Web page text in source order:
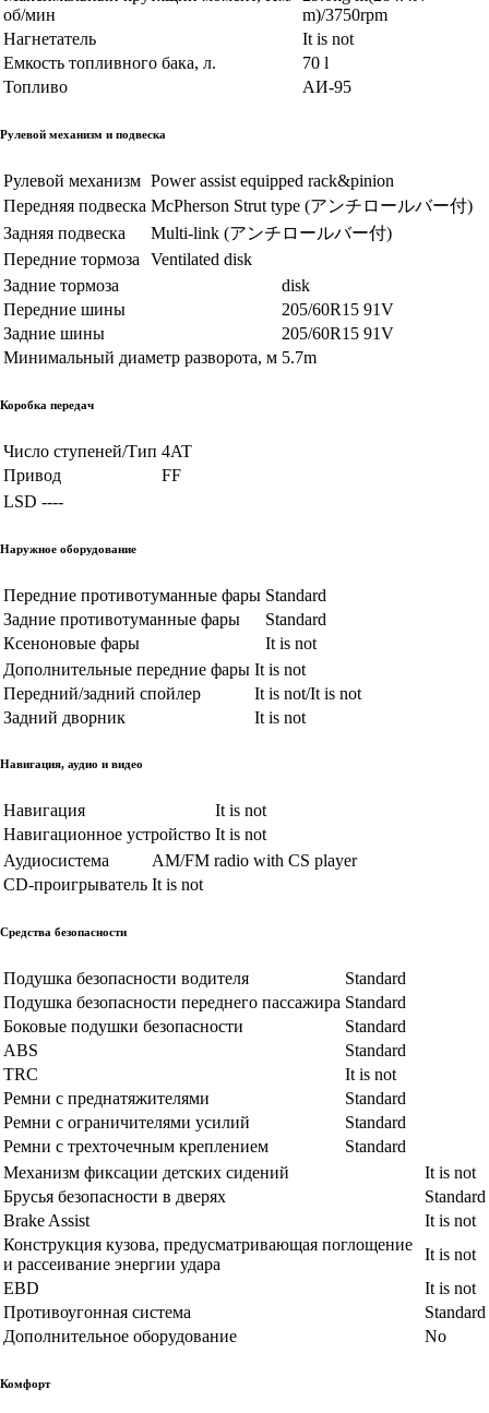
об/мин
m)/3750rpm
Нагнетатель
It is not
Емкость топливного бака, л.
70 l
Топливо
AИ-95
Рулевой механизм и подвеска
Рулевой механизм Power assist equipped rack&pinion
Передняя подвеска McPherson Strut type (アンチロールバー付)
Задняя подвеска
Multi-link (アンチロールバー付)
Передние тормоза
Ventilated disk
Задние тормоза
disk
Передние шины
205/60R15 91V
Задние шины
205/60R15 91V
Минимальный диаметр разворота, м 5.7m
Коробка передач
Число ступеней/Тип 4AT
Привод
FF
LSD ----
Наружное оборудование
Передние противотуманные фары Standard
Задние противотуманные фары
Standard
Ксеноновые фары
It is not
Дополнительные передние фары It is not
Передний/задний спойлер
It is not/It is not
Задний дворник
It is not
Навигация, аудио и видео
Навигация
It is not
Навигационное устройство It is not
Аудиосистема
AM/FM radio with CS player
CD-проигрыватель It is not
Средства безопасности
Подушка безопасности водителя
Standard
Подушка безопасности переднего пассажира Standard
Боковые подушки безопасности
Standard
ABS
Standard
TRC
It is not
Ремни с преднатяжителями
Standard
Ремни с ограничителями усилий
Standard
Ремни с трехточечным креплением
Standard
Механизм фиксации детских сидений
It is not
Брусья безопасности в дверях
Standard
Brake Assist
It is not
Конструкция кузова, предусматривающая поглощение
и рассеивание энергии удара
It is not
EBD
It is not
Противоугонная система
Standard
Дополнительное оборудование
No
Комфорт